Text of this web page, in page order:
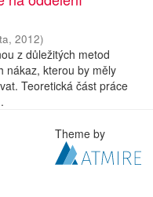
, 2012)
z důležitých metod
nákaz, kterou by měly
Teoretická část práce
Theme by